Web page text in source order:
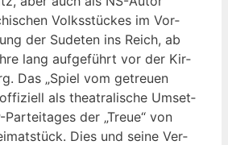
Volks­stü­ckes im Vor­
der Sude­ten ins Reich, ab
lang auf­ge­führt vor der Kir­
Das „Spiel vom getreu­en
als thea­tra­li­sche Umset­
Par­tei­ta­ges der „Treue“ von
Dies und sei­ne Ver­